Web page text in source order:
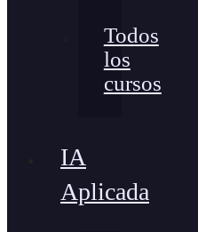
Todos
los
cursos
IA
Aplicada